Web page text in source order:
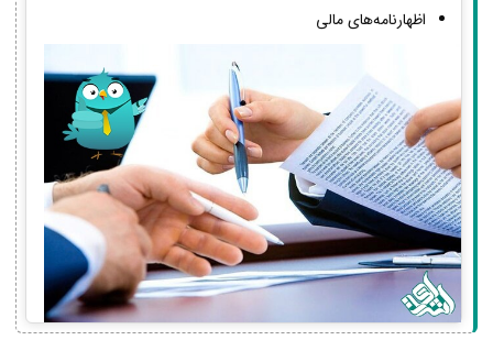
اظهارنامه‌های مالی